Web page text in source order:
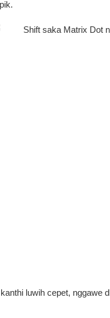
luwih cepet,